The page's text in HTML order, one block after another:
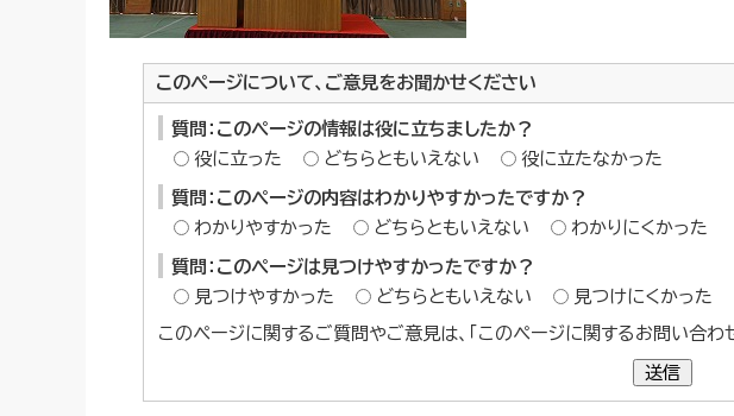
このページについて、ご意見をお聞かせください
質問：このページの情報は役に立ちましたか？
役に立った
どちらともいえない 役に立たなかった
質問：このページの内容はわかりやすかったですか？
わかりやすかった
どちらともいえない わかりにくかった
質問：このページは見つけやすかったですか？
見つけやすかった
どちらともいえない 見つけにくかった
このページに関するご質問やご意見は、「このページに関するお問い合わ
送信